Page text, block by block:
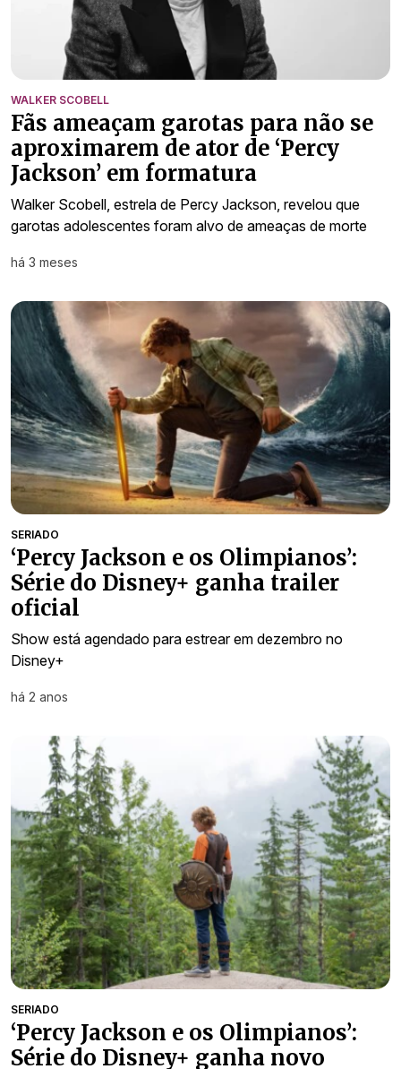
WALKER SCOBELL
Fãs ameaçam garotas para não se
aproximarem de ator de ‘Percy
Jackson’ em formatura
Walker Scobell, estrela de Percy Jackson, revelou que
garotas adolescentes foram alvo de ameaças de morte
há 3 meses
SERIADO
‘Percy Jackson e os Olimpianos’:
Série do Disney+ ganha trailer
oficial
Show está agendado para estrear em dezembro no
Disney+
há 2 anos
SERIADO
‘Percy Jackson e os Olimpianos’:
Série do Disney+ ganha novo